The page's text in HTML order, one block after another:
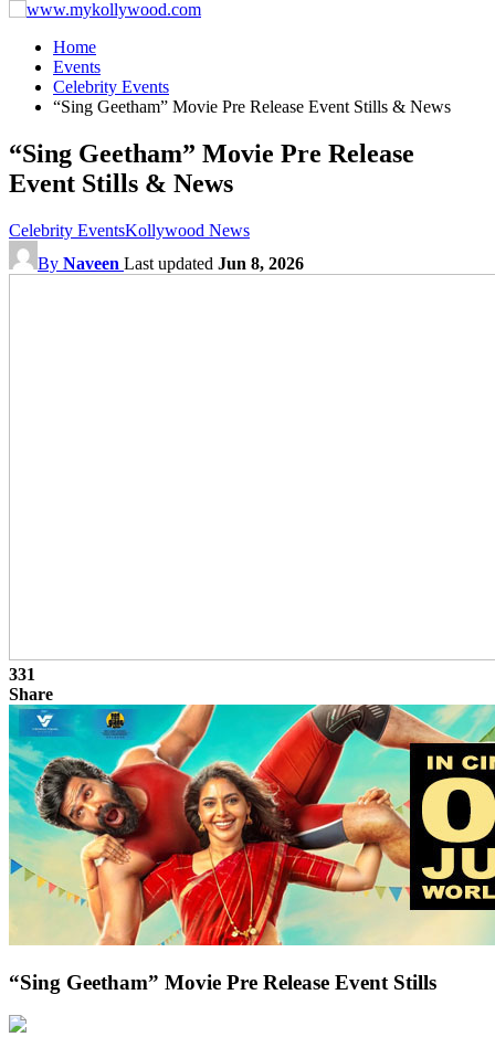
Home
Events
Celebrity Events
“Sing Geetham” Movie Pre Release Event Stills & News
“Sing Geetham” Movie Pre Release
Event Stills & News
Celebrity EventsKollywood News
By Naveen Last updated Jun 8, 2026
331
Share
“Sing Geetham” Movie Pre Release Event Stills